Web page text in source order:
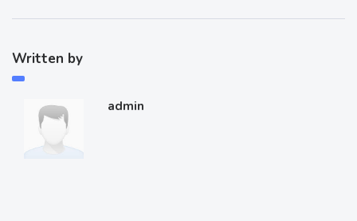
Written by
admin